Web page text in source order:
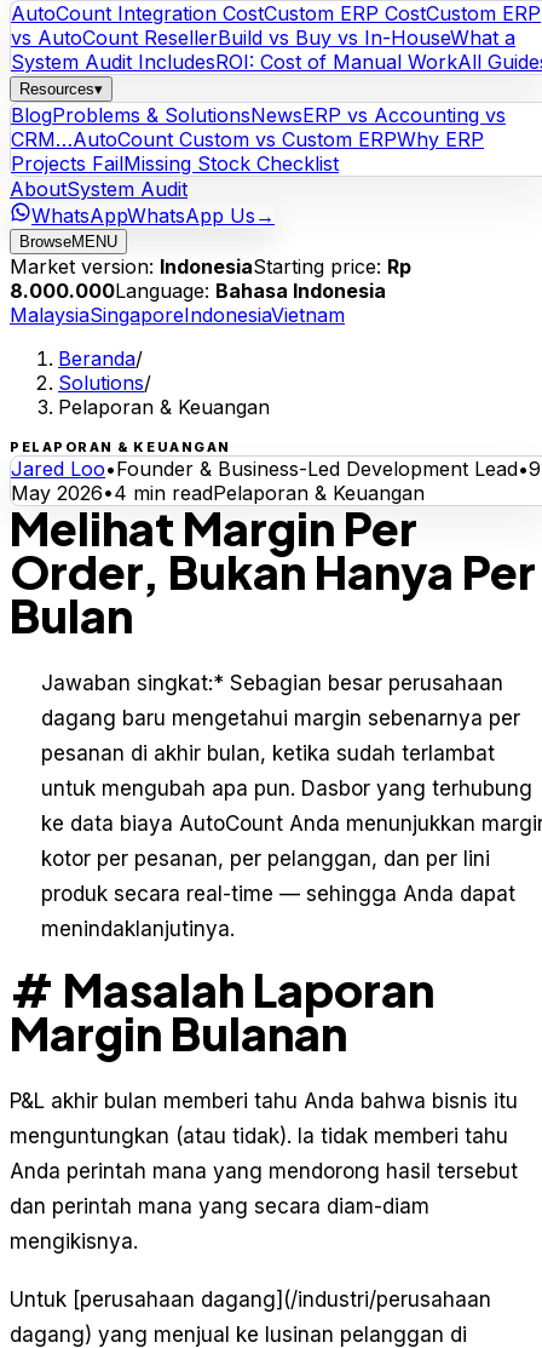
AutoCount Integration CostCustom ERP CostCustom ERP
vs AutoCount ResellerBuild vs Buy vs In-HouseWhat a
System Audit IncludesROI: Cost of Manual WorkAll
Resources▾
BlogProblems & SolutionsNewsERP vs Accounting vs
CRM…AutoCount Custom vs Custom ERPWhy ERP
Projects FailMissing Stock Checklist
AboutSystem Audit
WhatsAppWhatsApp Us →
BrowseMENU
Market version: IndonesiaStarting price: Rp
8.000.000Language: Bahasa Indonesia
MalaysiaSingaporeIndonesiaVietnam
Beranda/
Solutions/
Pelaporan & Keuangan
PELAPORAN & KEUANGAN
Jared Loo•Founder & Business-Led Development Lead•9
May 2026•4 min readPelaporan & Keuangan
Melihat Margin Per
Order, Bukan Hanya Per
Bulan
Jawaban singkat:* Sebagian besar perusahaan
dagang baru mengetahui margin sebenarnya per
pesanan di akhir bulan, ketika sudah terlambat
untuk mengubah apa pun. Dasbor yang terhubung
ke data biaya AutoCount Anda menunjukkan
kotor per pesanan, per pelanggan, dan per lini
produk secara real-time — sehingga Anda dapat
menindaklanjutinya.
# Masalah Laporan
Margin Bulanan
P&L akhir bulan memberi tahu Anda bahwa bisnis itu
menguntungkan (atau tidak). Ia tidak memberi tahu
Anda perintah mana yang mendorong hasil tersebut
dan perintah mana yang secara diam-diam
mengikisnya.
Untuk [perusahaan dagang](/industri/perusahaan
dagang) yang menjual ke lusinan pelanggan di